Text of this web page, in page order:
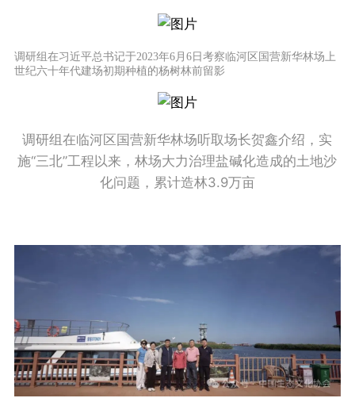
调研组在习近平总书记于2023年6月6日考察临河区国营新华林场上
世纪六十年代建场初期种植的杨树林前留影
调研组在临河区国营新华林场听取场长贺鑫介绍，实
施“三北”工程以来，林场大力治理盐碱化造成的土地沙
化问题，累计造林3.9万亩